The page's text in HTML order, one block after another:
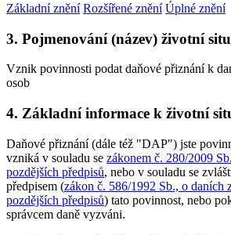
Základní znění Rozšířené znění Úplné znění
3. Pojmenování (název) životní
Vznik povinnosti podat daňové přiznání k
osob
4. Základní informace k životní
Daňové přiznání (dále též "DAP") jste
vzniká v souladu se zákonem č. 280/2009
pozdějších předpisů, nebo v souladu se
předpisem (zákon č. 586/1992 Sb., o daních
pozdějších předpisů) tato povinnost, nebo
správcem daně vyzváni.